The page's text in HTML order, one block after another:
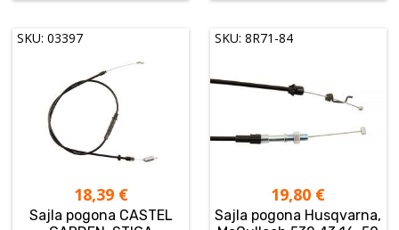
SKU: 03397
18,39 €
Sajla pogona CASTEL
SKU: 8R71-84
19,80 €
Sajla pogona Husqvarna,